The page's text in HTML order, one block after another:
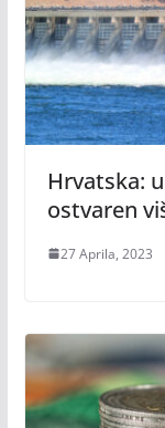
Hrvatska:
ostvaren
27 Aprila, 2023